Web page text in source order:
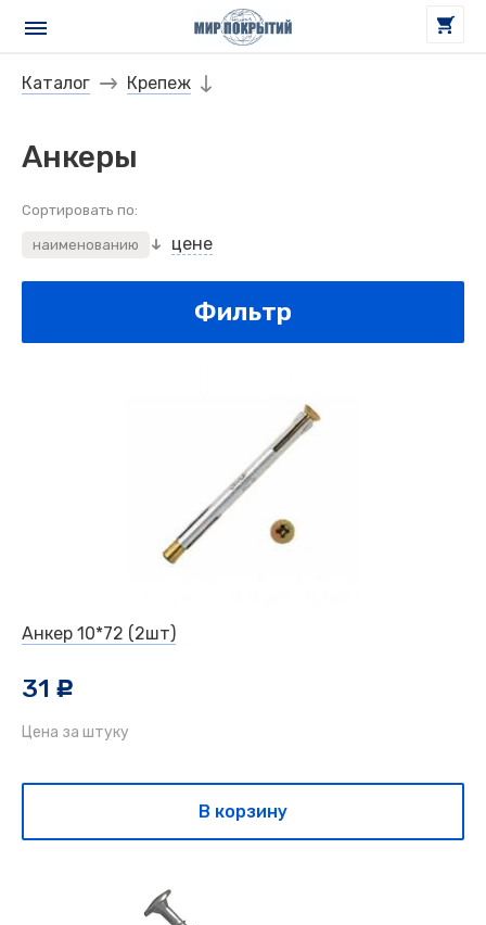
Каталог Крепеж
Анкеры
Сортировать по:
наименованию цене
Фильтр
Анкер 10*72 (2шт)
31 c
Цена за штуку
В корзину